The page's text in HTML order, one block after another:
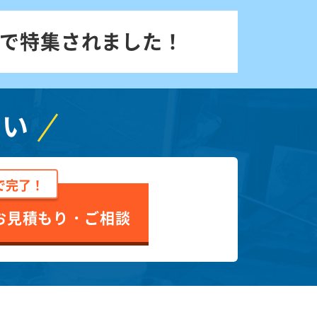
特集されました！
完了！
見積もり・ご相談